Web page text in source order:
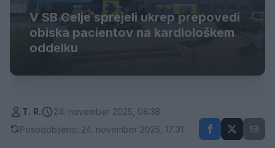
V SB Celje sprejeli ukrep prepovedi
obiska pacientov na kardiološkem
oddelku
T. R.
24. november 2025, 08:38
Posodobljeno: 24. november 2025, 17:31